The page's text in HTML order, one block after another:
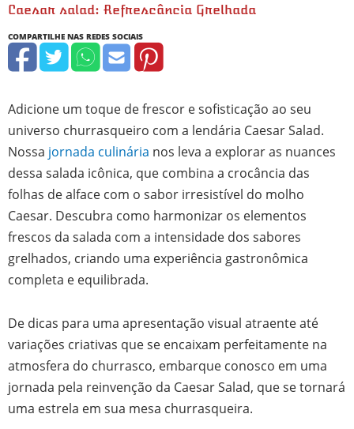
Caesar salad: Refrescância Grelhada
Adicione um toque de frescor e sofisticação ao seu
universo churrasqueiro com a lendária Caesar Salad.
Nossa jornada culinária nos leva a explorar as nuances
dessa salada icônica, que combina a crocância das
folhas de alface com o sabor irresistível do molho
Caesar. Descubra como harmonizar os elementos
frescos da salada com a intensidade dos sabores
grelhados, criando uma experiência gastronômica
completa e equilibrada.
De dicas para uma apresentação visual atraente até
variações criativas que se encaixam perfeitamente na
atmosfera do churrasco, embarque conosco em uma
jornada pela reinvenção da Caesar Salad, que se tornará
uma estrela em sua mesa churrasqueira.